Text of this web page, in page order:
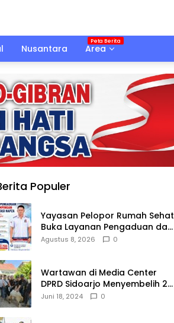
Nusantara Area
Populer
Yayasan Pelopor Rumah Sehat
Buka Layanan Pengaduan dan
Pendampingan Rehabilitasi
Agustus 8, 2026 0
Wartawan di Media Center
DPRD Sidoarjo Menyembelih 2
Ekor Kambing
Juni 18, 2024 0